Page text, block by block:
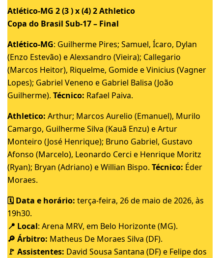
Atlético-MG 2 (3 ) x (4) 2 Athletico
Copa do Brasil Sub-17 – Final
Atlético-MG: Guilherme Pires; Samuel, Ícaro, Dylan
(Enzo Estevão) e Alexsandro (Vieira); Callegario
(Marcos Heitor), Riquelme, Gomide e Vinicius (Vagner
Lopes); Gabriel Veneno e Gabriel Balisa (João
Guilherme). Técnico: Rafael Paiva.
Athletico: Arthur; Marcos Aurelio (Emanuel), Murilo
Camargo, Guilherme Silva (Kauã Enzu) e Artur
Monteiro (José Henrique); Bruno Gabriel, Gustavo
Afonso (Marcelo), Leonardo Cerci e Henrique Moritz
(Ryan); Bryan (Adriano) e Willian Bispo. Técnico: Éder
Moraes.
🗓️ Data e horário: terça-feira, 26 de maio de 2026, às
19h30.
📍 Local: Arena MRV, em Belo Horizonte (MG).
🔎 Árbitro: Matheus De Moraes Silva (DF).
🚩 Assistentes: David Sousa Santana (DF) e Felipe dos